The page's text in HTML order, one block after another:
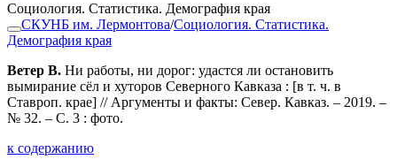
Социология. Статистика. Демография края
СКУНБ им. Лермонтова/Социология. Статистика.
Демография края
Ветер В. Ни работы, ни дорог: удастся ли остановить
вымирание сёл и хуторов Северного Кавказа : [в т. ч. в
Ставроп. крае] // Аргументы и факты: Север. Кавказ. – 2019. –
№ 32. – С. 3 : фото.
к содержанию